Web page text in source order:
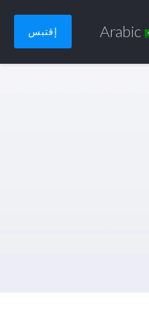
Arabic إقتبس